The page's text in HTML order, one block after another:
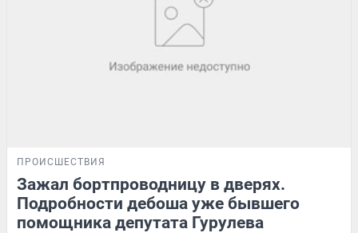
ПРОИСШЕСТВИЯ
Зажал бортпроводницу в дверях.
Подробности дебоша уже бывшего
помощника депутата Гурулева